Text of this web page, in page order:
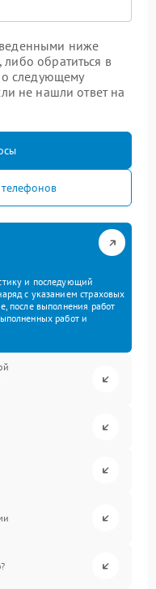
ниже
обратиться в
следующему
не нашли ответ на
и последующий
с указанием страховых
после выполнения работ
работ и